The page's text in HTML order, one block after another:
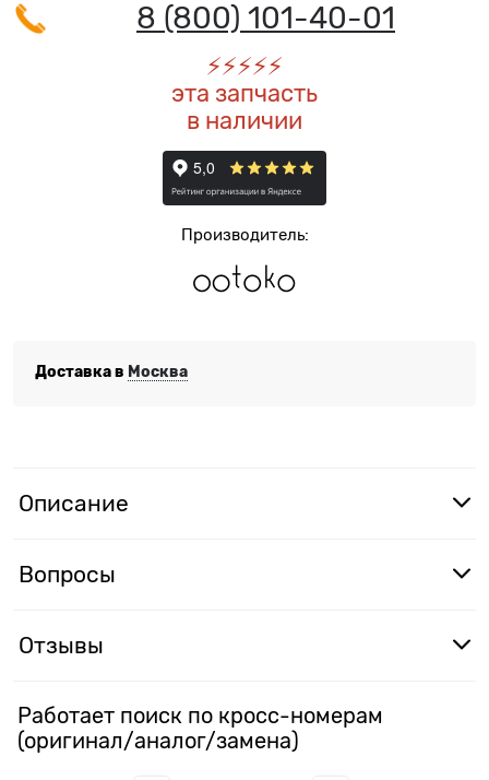
8 (800) 101-40-01
⚡️⚡️⚡️⚡️⚡️
эта запчасть
в наличии
Производитель:
Доставка в Москва
Описание
Вопросы
Отзывы
Работает поиск по кросс-номерам
(оригинал/аналог/замена)